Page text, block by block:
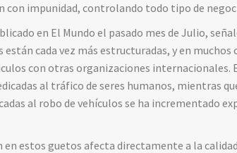
con impunidad, controlando todo tipo de
en El Mundo el pasado mes de Julio,
cada vez más estructuradas, y en
con otras organizaciones internacionales.
al tráfico de seres humanos, mientras
al robo de vehículos se ha incrementado
estos guetos afecta directamente a la